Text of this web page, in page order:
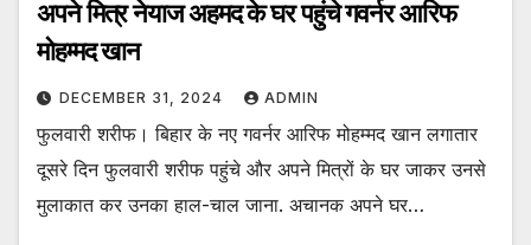
अपने मित्र नेयाज अहमद के घर पहुंचे गवर्नर आरिफ
मोहम्मद खान
DECEMBER 31, 2024 ADMIN
फुलवारी शरीफ। बिहार के नए गवर्नर आरिफ मोहम्मद खान लगातार
दूसरे दिन फुलवारी शरीफ पहुंचे और अपने मित्रों के घर जाकर उनसे
मुलाकात कर उनका हाल-चाल जाना. अचानक अपने घर…